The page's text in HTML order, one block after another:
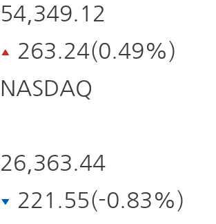
54,349.12
263.24(0.49%)
NASDAQ
26,363.44
221.55(-0.83%)